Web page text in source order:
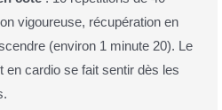
vigoureuse, récupération en
(environ 1 minute 20). Le
en cardio se fait sentir dès les